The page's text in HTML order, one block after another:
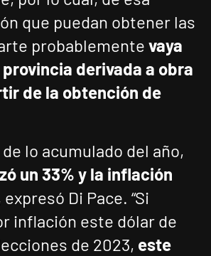
que puedan obtener las
probablemente vaya
derivada a obra
de la obtención de
lo acumulado del año,
un 33% y la inflación
expresó Di Pace. “Si
inflación este dólar de
de 2023, este